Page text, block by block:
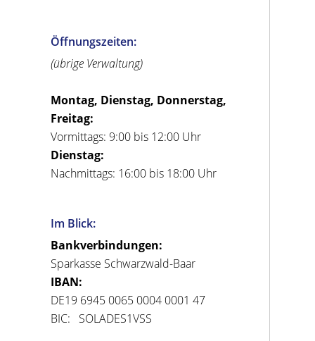
Öffnungszeiten:
(übrige Verwaltung)
Montag, Dienstag, Donnerstag,
Freitag:
Vormittags: 9:00 bis 12:00 Uhr
Dienstag:
Nachmittags: 16:00 bis 18:00 Uhr
Im Blick:
Bankverbindungen:
Sparkasse Schwarzwald-Baar
IBAN:
DE19 6945 0065 0004 0001 47
BIC: SOLADES1VSS